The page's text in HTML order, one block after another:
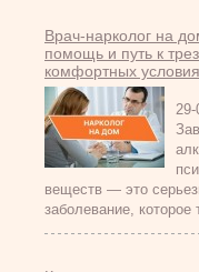
Врач-нарколог на
помощь и путь к
комфортных
29-
веществ — это
заболевание, которое